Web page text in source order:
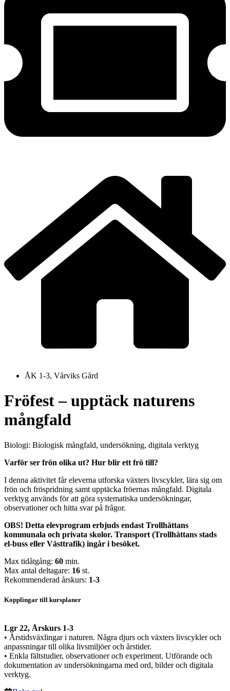
ÅK 1-3, Vårviks Gård
Fröfest – upptäck naturens
mångfald
Biologi: Biologisk mångfald, undersökning, digitala verktyg
Varför ser frön olika ut? Hur blir ett frö till?
I denna aktivitet får eleverna utforska växters livscykler, lära sig om
frön och fröspridning samt upptäcka fröernas mångfald. Digitala
verktyg används för att göra systematiska undersökningar,
observationer och hitta svar på frågor.
OBS! Detta elevprogram erbjuds endast Trollhättans
kommunala och privata skolor. Transport (Trollhättans stads
el-buss eller Västtrafik) ingår i besöket.
Max tidåtgång: 60 min.
Max antal deltagare: 16 st.
Rekommenderad årskurs: 1-3
Kopplingar till kursplaner
Lgr 22, Årskurs 1-3
• Årstidsväxlingar i naturen. Några djurs och växters livscykler och
anpassningar till olika livsmiljöer och årstider.
• Enkla fältstudier, observationer och experiment. Utförande och
dokumentation av undersökningarna med ord, bilder och digitala
verktyg.